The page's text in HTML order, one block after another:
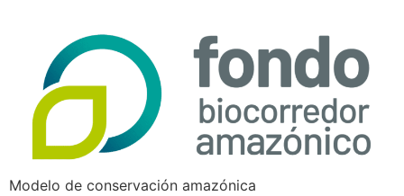
Modelo de conservación amazónica